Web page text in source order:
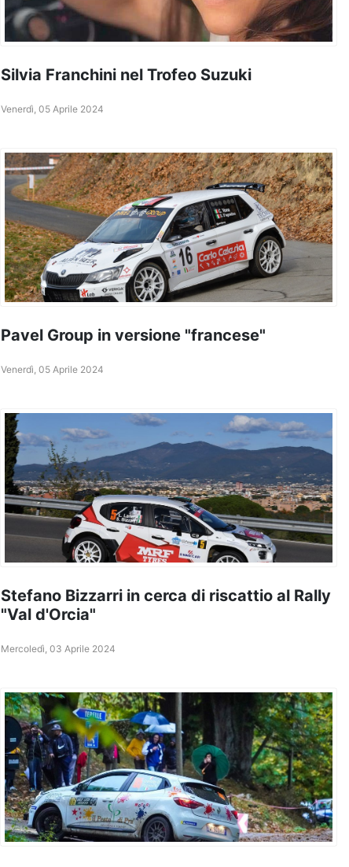
Silvia Franchini nel Trofeo Suzuki
Venerdì, 05 Aprile 2024
Pavel Group in versione "francese"
Venerdì, 05 Aprile 2024
Stefano Bizzarri in cerca di riscattio al Rally
"Val d'Orcia"
Mercoledì, 03 Aprile 2024